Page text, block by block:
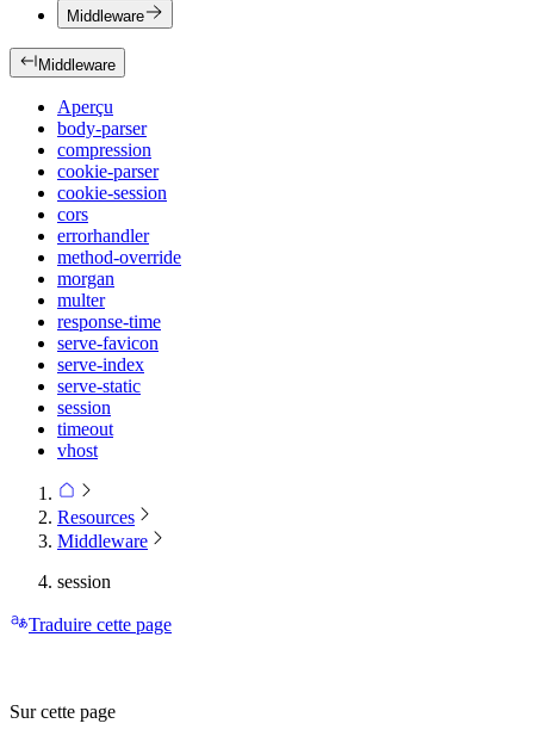
Middleware
Middleware
Aperçu
body-parser
compression
cookie-parser
cookie-session
cors
errorhandler
method-override
morgan
multer
response-time
serve-favicon
serve-index
serve-static
session
timeout
vhost
Resources
Middleware
session
Traduire cette page
Sur cette page